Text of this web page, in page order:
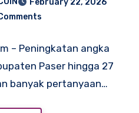
February 22, 2026
– Peningkatan angka
Paser hingga 27
banyak pertanyaan…